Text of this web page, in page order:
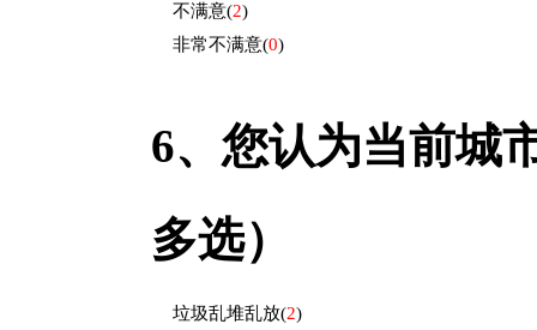
不满意(2)
非常不满意(0)
6、 您认为当前城
多选）
垃圾乱堆乱放(2)